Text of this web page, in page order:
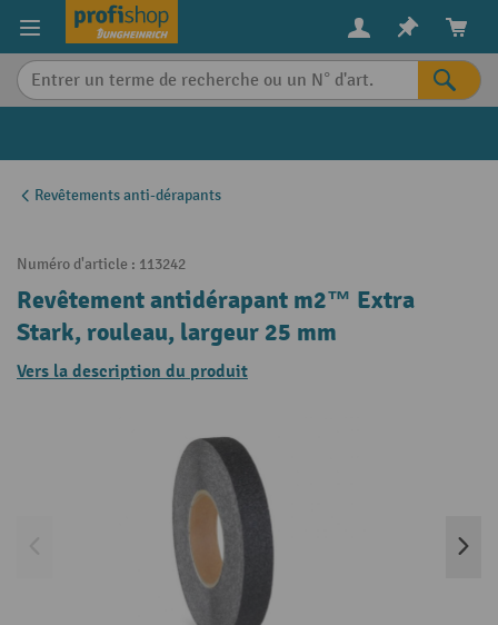
content
Revêtements anti-dérapants
Numéro d'article : 113242
Revêtement antidérapant m2™ Extra
Stark, rouleau, largeur 25 mm
Vers la description du produit